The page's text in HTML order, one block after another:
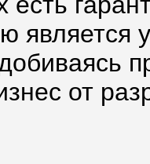
является
от